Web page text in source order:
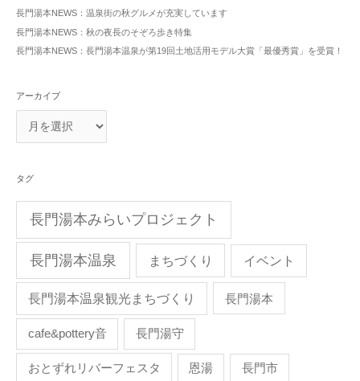
長門湯本NEWS：温泉街の秋グルメが充実しています
長門湯本NEWS：秋の夜長のそぞろ歩き特集
長門湯本NEWS：長門湯本温泉が第19回土地活用モデル大賞「最優秀賞」を受賞！
アーカイブ
タグ
長門湯本みらいプロジェクト
長門湯本温泉 まちづくり イベント
長門湯本温泉観光まちづくり 長門湯本
cafe&pottery音 長門湯守
おとずれリバーフェスタ 恩湯 長門市